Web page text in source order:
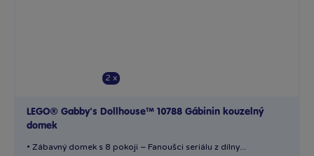
2 x
LEGO® Gabby's Dollhouse™ 10788 Gábinin kouzelný
domek
• Zábavný domek s 8 pokoji – Fanoušci seriálu z dílny...